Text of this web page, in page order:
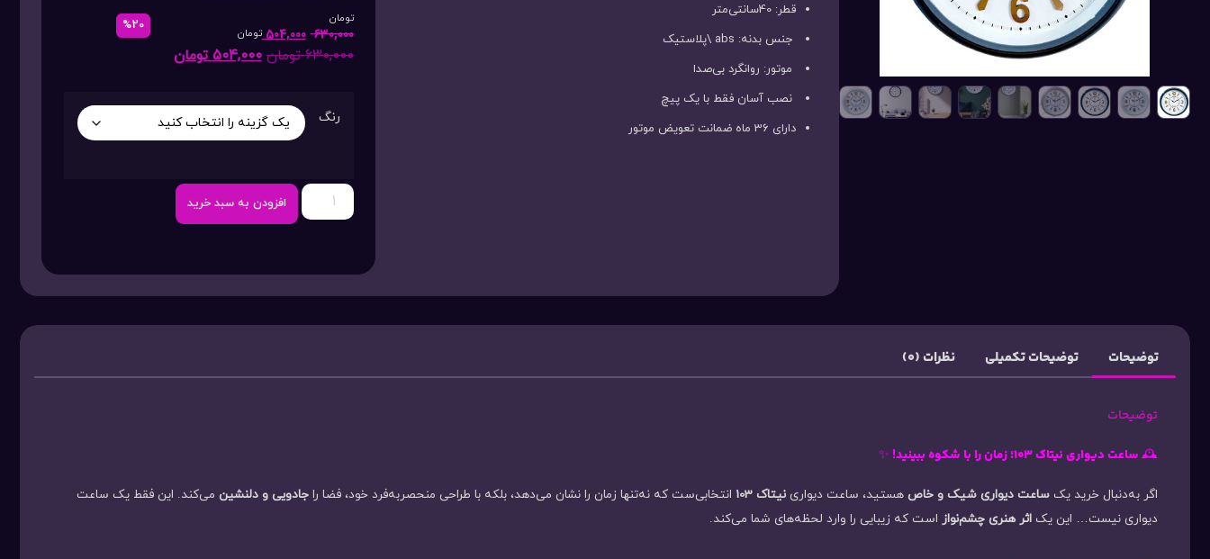
قطر: 40سانتی‌متر
جنس بدنه: abs \پلاستیک
موتور: روانگرد بی‌صدا
نصب آسان فقط با یک پیچ
دارای 36 ماه ضمانت تعویض موتور
تومان
630,000
504,000 تومان
%20
630,000 تومان 504,000 تومان
رنگ
افزودن به سبد خرید
توضیحات توضیحات تکمیلی نظرات (0)
توضیحات
🕰️ساعت دیواری نیتاک 103؛ زمان را با شکوه ببینید! ✨
اگر به‌دنبال خرید یک ساعت دیواری شیک و خاص هستید، ساعت دیواری نیتاک 103 انتخابی‌ست که نه‌تنها زمان را نشان می‌دهد، بلکه با طراحی منحصربه‌فرد خود، فضا را جادویی و دلنشین می‌کند. این فقط یک ساعت
دیواری نیست… این یک اثر هنری چشم‌نواز است که زیبایی را وارد لحظه‌های شما می‌کند.